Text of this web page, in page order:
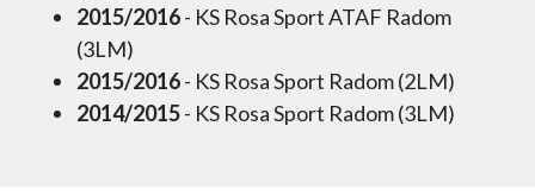
2015/2016- KS Rosa Sport ATAF Radom
(3LM)
2015/2016- KS Rosa Sport Radom (2LM)
2014/2015- KS Rosa Sport Radom (3LM)